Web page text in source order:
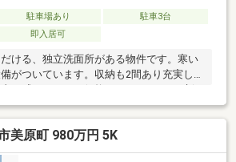
駐車場あり
駐車3台
即入居可
ける、独立洗面所がある物件です。寒い
がついています。収納も2間あり充実して
しょうか。間口10m以上の快適な広々と
ます。和室でイグサの香りに包まれなが
ごしてみてはいかがでしょうか。細部に
分価格は高めです。
美原町 980万円 5K